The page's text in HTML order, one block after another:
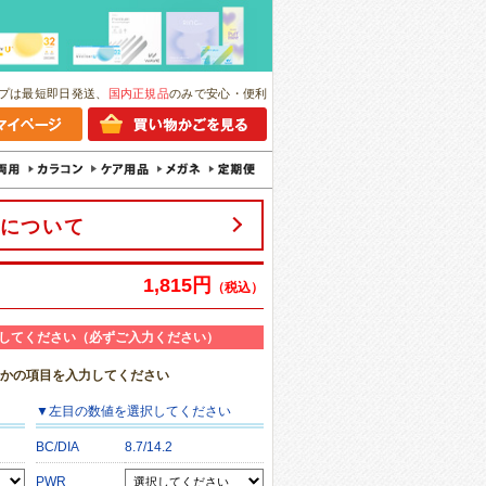
は最短即日発送、 国内正規品のみで安心・便利
ついて
1,815円 （税込）
ください（必ずご入力ください）
の項目を入力してください
▼左目の数値を選択してください
BC/DIA 8.7/14.2
PWR